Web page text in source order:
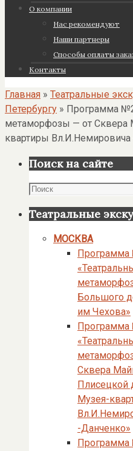
О компании
Нас рекомендуют
Наши партнеры
Cпособы оплаты
Контакты
Главная » Театральные
Петербургу » Программа
метаморфозы — от Сквера
квартиры Вл.И.Немировича
Поиск на сайте
Поиск
Театральные
МОСКВА
Большого
им Чехова»
Сквера
Плисецкой
Музея-
-Данченко»